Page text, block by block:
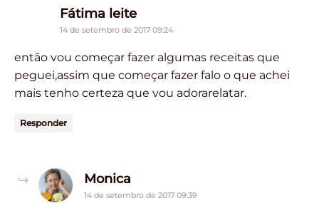
Fátima leitesays:
14 de setembro de 2017 09:24
então vou começar fazer algumas receitas que
peguei,assim que começar fazer falo o que achei
mais tenho certeza que vou adorarelatar.
Responder
Monica
14 de setembro de 2017 09:39